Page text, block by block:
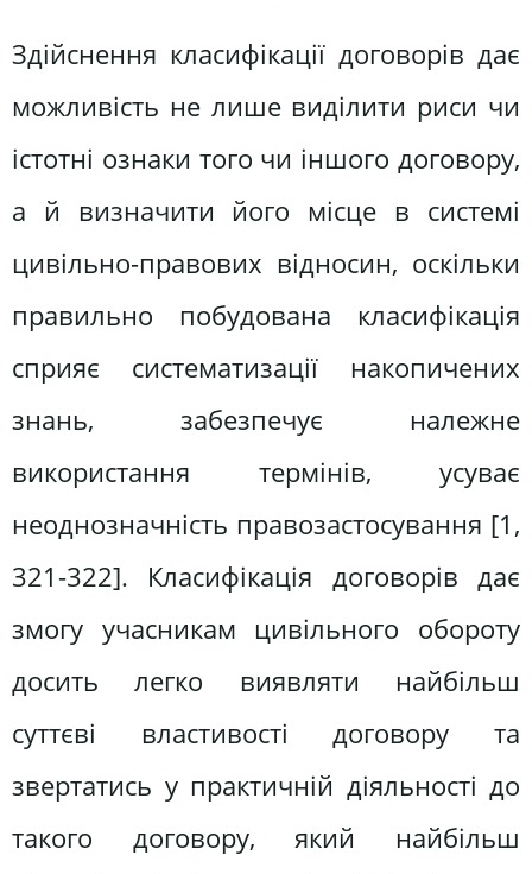
Здійснення класифікації договорів дає
можливість не лише виділити риси чи
істотні ознаки того чи іншого договору,
а й визначити його місце в системі
цивільно-правових відносин, оскільки
правильно побудована класифікація
сприяє систематизації накопичених
знань, забезпечує належне
використання термінів, усуває
неоднозначність правозастосування [1,
321-322]. Класифікація договорів дає
змогу учасникам цивільного обороту
досить легко виявляти найбільш
суттєві властивості договору та
звертатись у практичній діяльності до
такого договору, який найбільш